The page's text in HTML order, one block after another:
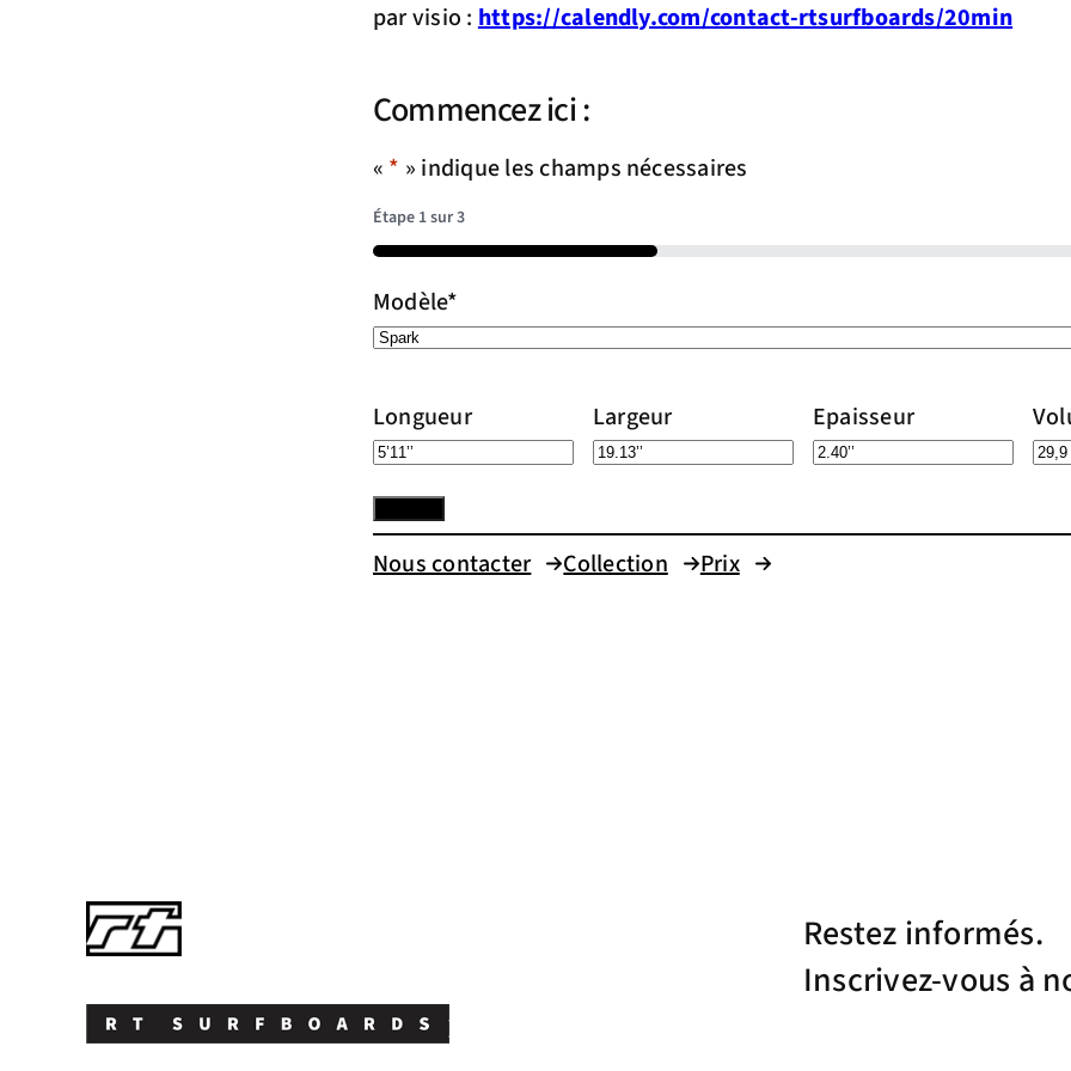
par visio : https://calendly.com/contact-rtsurfboards/20min
Commencez ici :
« * » indique les champs nécessaires
Étape 1sur3
33%
Modèle*
Longueur Largeur Epaisseur
Nous contacter Collection Prix
Restez informés.
Inscrivez-vous à